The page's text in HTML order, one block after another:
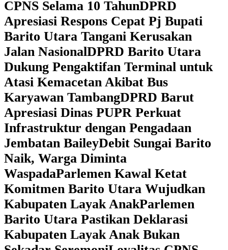
CPNS Selama 10 TahunDPRD
Apresiasi Respons Cepat Pj Bupati
Barito Utara Tangani Kerusakan
Jalan NasionalDPRD Barito Utara
Dukung Pengaktifan Terminal untuk
Atasi Kemacetan Akibat Bus
Karyawan TambangDPRD Barut
Apresiasi Dinas PUPR Perkuat
Infrastruktur dengan Pengadaan
Jembatan BaileyDebit Sungai Barito
Naik, Warga Diminta
WaspadaParlemen Kawal Ketat
Komitmen Barito Utara Wujudkan
Kabupaten Layak AnakParlemen
Barito Utara Pastikan Deklarasi
Kabupaten Layak Anak Bukan